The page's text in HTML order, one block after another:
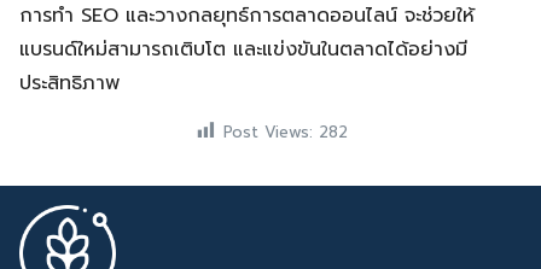
การทำ SEO และวางกลยุทธ์การตลาดออนไลน์ จะช่วยให้
แบรนด์ใหม่สามารถเติบโต และแข่งขันในตลาดได้อย่างมี
ประสิทธิภาพ
Post Views: 282